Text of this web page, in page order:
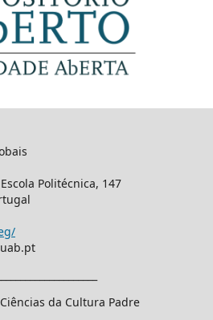
Politécnica, 147
da Cultura Padre